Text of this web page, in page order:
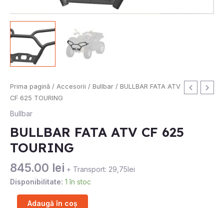
Prima pagină / Accesorii / Bullbar / BULLBAR FATA ATV
CF 625 TOURING
Bullbar
BULLBAR FATA ATV CF 625
TOURING
845.00 lei + Transport: 29,75lei
Disponibilitate: 1 în stoc
Cantitate
BULLBAR
FATA
CF
625
TOURING
Adaugă în coș